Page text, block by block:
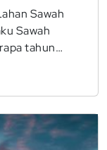
Sawah
Sawah
tahun…